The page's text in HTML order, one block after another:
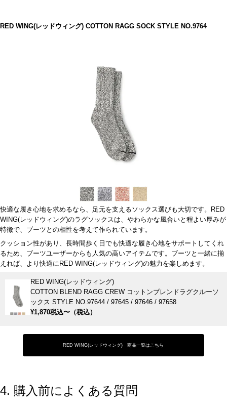
RED WING(レッドウィング) COTTON RAGG SOCK STYLE NO.9764
快適な履き心地を求めるなら、足元を支えるソックス選びも大切です。RED
WING(レッドウィング)のラグソックスは、やわらかな風合いと程よい厚みが
特徴で、ブーツとの相性を考えて作られています。
クッション性があり、長時間歩く日でも快適な履き心地をサポートしてくれ
るため、ブーツユーザーからも人気の高いアイテムです。ブーツと一緒に揃
えれば、より快適にRED WING(レッドウィング)の魅力を楽しめます。
RED WING(レッドウィング)
COTTON BLEND RAGG CREW コットンブレンドラグクルーソ
ックス STYLE NO.97644 / 97645 / 97646 / 97658
¥1,870税込〜（税込）
RED WING(レッドウィング) 商品一覧はこちら
4. 購入前によくある質問